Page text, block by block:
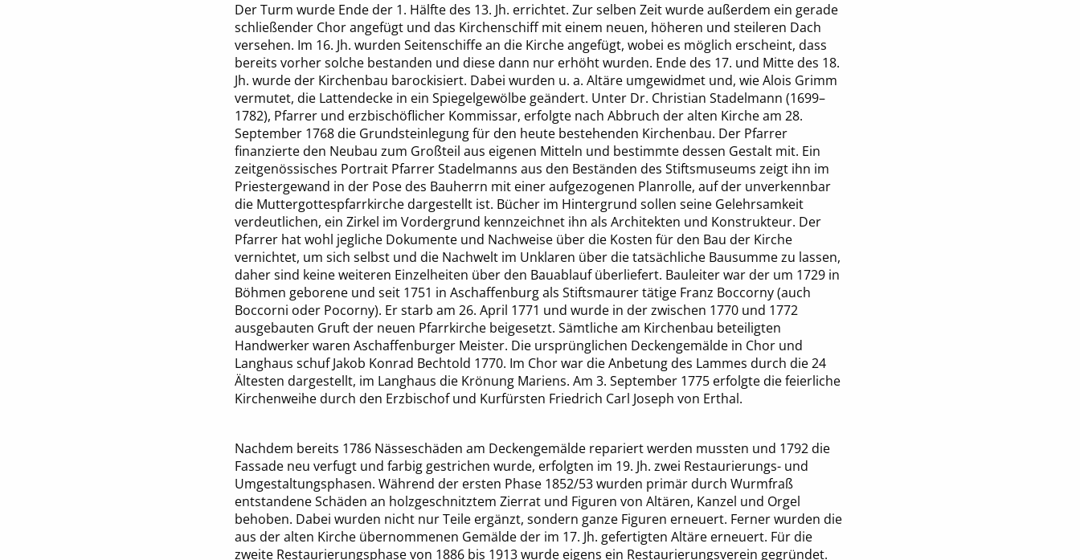
Der Turm wurde Ende der 1. Hälfte des 13. Jh. errichtet. Zur selben Zeit wurde außerdem ein gerade
schließender Chor angefügt und das Kirchenschiff mit einem neuen, höheren und steileren Dach
versehen. Im 16. Jh. wurden Seitenschiffe an die Kirche angefügt, wobei es möglich erscheint, dass
bereits vorher solche bestanden und diese dann nur erhöht wurden. Ende des 17. und Mitte des 18.
Jh. wurde der Kirchenbau barockisiert. Dabei wurden u. a. Altäre umgewidmet und, wie Alois Grimm
vermutet, die Lattendecke in ein Spiegelgewölbe geändert. Unter Dr. Christian Stadelmann (1699–
1782), Pfarrer und erzbischöflicher Kommissar, erfolgte nach Abbruch der alten Kirche am 28.
September 1768 die Grundsteinlegung für den heute bestehenden Kirchenbau. Der Pfarrer
finanzierte den Neubau zum Großteil aus eigenen Mitteln und bestimmte dessen Gestalt mit. Ein
zeitgenössisches Portrait Pfarrer Stadelmanns aus den Beständen des Stiftsmuseums zeigt ihn im
Priestergewand in der Pose des Bauherrn mit einer aufgezogenen Planrolle, auf der unverkennbar
die Muttergottespfarrkirche dargestellt ist. Bücher im Hintergrund sollen seine Gelehrsamkeit
verdeutlichen, ein Zirkel im Vordergrund kennzeichnet ihn als Architekten und Konstrukteur. Der
Pfarrer hat wohl jegliche Dokumente und Nachweise über die Kosten für den Bau der Kirche
vernichtet, um sich selbst und die Nachwelt im Unklaren über die tatsächliche Bausumme zu lassen,
daher sind keine weiteren Einzelheiten über den Bauablauf überliefert. Bauleiter war der um 1729 in
Böhmen geborene und seit 1751 in Aschaffenburg als Stiftsmaurer tätige Franz Boccorny (auch
Boccorni oder Pocorny). Er starb am 26. April 1771 und wurde in der zwischen 1770 und 1772
ausgebauten Gruft der neuen Pfarrkirche beigesetzt. Sämtliche am Kirchenbau beteiligten
Handwerker waren Aschaffenburger Meister. Die ursprünglichen Deckengemälde in Chor und
Langhaus schuf Jakob Konrad Bechtold 1770. Im Chor war die Anbetung des Lammes durch die 24
Ältesten dargestellt, im Langhaus die Krönung Mariens. Am 3. September 1775 erfolgte die feierliche
Kirchenweihe durch den Erzbischof und Kurfürsten Friedrich Carl Joseph von Erthal.
Nachdem bereits 1786 Nässeschäden am Deckengemälde repariert werden mussten und 1792 die
Fassade neu verfugt und farbig gestrichen wurde, erfolgten im 19. Jh. zwei Restaurierungs- und
Umgestaltungsphasen. Während der ersten Phase 1852/53 wurden primär durch Wurmfraß
entstandene Schäden an holzgeschnitztem Zierrat und Figuren von Altären, Kanzel und Orgel
behoben. Dabei wurden nicht nur Teile ergänzt, sondern ganze Figuren erneuert. Ferner wurden die
aus der alten Kirche übernommenen Gemälde der im 17. Jh. gefertigten Altäre erneuert. Für die
zweite Restaurierungsphase von 1886 bis 1913 wurde eigens ein Restaurierungsverein gegründet.